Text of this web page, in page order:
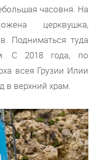
часовня. На
церквушка,
Подниматься туда
С 2018 года, по
всея Грузии Илии
в верхний храм.